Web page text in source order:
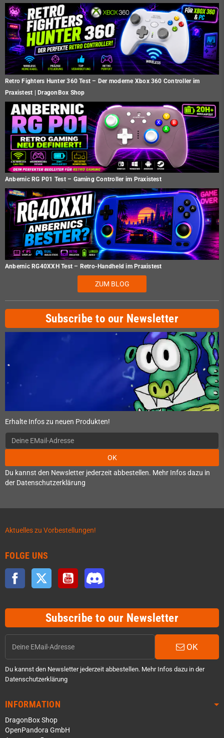
Retro Fighters Hunter 360 Test – Der moderne Xbox 360 Controller im
Praxistest | DragonBox Shop
Anbernic RG P01 Test – Gaming Controller im Praxistest
Anbernic RG40XXH Test – Retro-Handheld im Praxistest
ZUM BLOG
Subscribe to our Newsletter
Erhalte Infos zu neuen Produkten!
OK
Du kannst den Newsletter jederzeit abbestellen. Mehr Infos dazu in
der Datenschutzerklärung
Aktuelles zu Vorbestellungen!
FOLGE UNS
Facebook Twitter YouTube
Subscribe to our Newsletter
OK
Du kannst den Newsletter jederzeit abbestellen. Mehr Infos dazu in der
Datenschutzerklärung
INFORMATION
DragonBox Shop
OpenPandora GmbH